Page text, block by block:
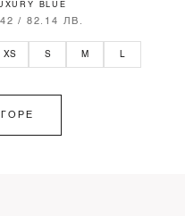
BLUE
/ 82.14 ЛВ.
XS S M